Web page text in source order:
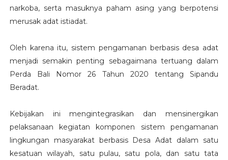
narkoba, serta masuknya paham asing yang berpotensi
merusak adat istiadat.
Oleh karena itu, sistem pengamanan berbasis desa adat
menjadi semakin penting sebagaimana tertuang dalam
Perda Bali Nomor 26 Tahun 2020 tentang Sipandu
Beradat.
Kebijakan ini mengintegrasikan dan mensinergikan
pelaksanaan kegiatan komponen sistem pengamanan
lingkungan masyarakat berbasis Desa Adat dalam satu
kesatuan wilayah, satu pulau, satu pola, dan satu tata